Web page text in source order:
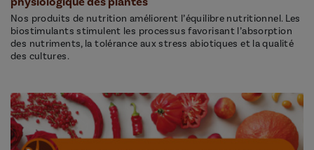
Nos produits de nutrition améliorent l’équilibre nutritionnel. Les
biostimulants stimulent les processus favorisant l’absorption
des nutriments, la tolérance aux stress abiotiques et la qualité
des cultures.